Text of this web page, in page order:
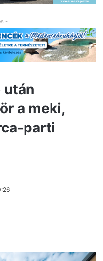
-
után
a meki,
parti